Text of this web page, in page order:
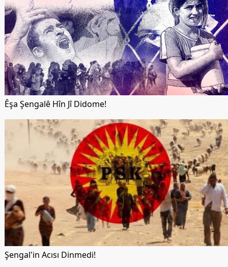
Êşa Şengalê Hîn Jî Didome!
Şengal'in Acısı Dinmedi!